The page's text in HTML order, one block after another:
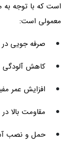
است که با توجه
معمولی است:
صرفه جویی
کاهش
افزایش عمر
مقاومت بالا
حمل و نصب